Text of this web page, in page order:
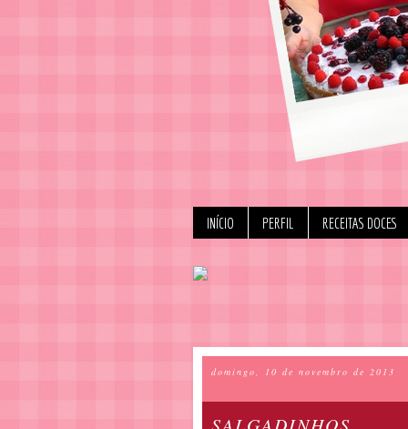
INÍCIO PERFIL RECEITAS DOCES
domingo, 10 de novembro de 2013